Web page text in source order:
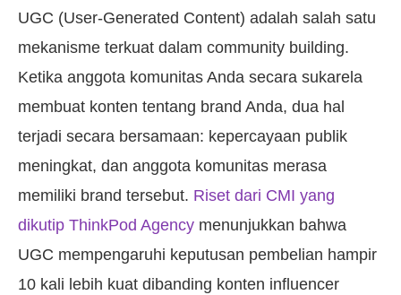
UGC (User-Generated Content) adalah salah satu
mekanisme terkuat dalam community building.
Ketika anggota komunitas Anda secara sukarela
membuat konten tentang brand Anda, dua hal
terjadi secara bersamaan: kepercayaan publik
meningkat, dan anggota komunitas merasa
memiliki brand tersebut. Riset dari CMI yang
dikutip ThinkPod Agency menunjukkan bahwa
UGC mempengaruhi keputusan pembelian hampir
10 kali lebih kuat dibanding konten influencer